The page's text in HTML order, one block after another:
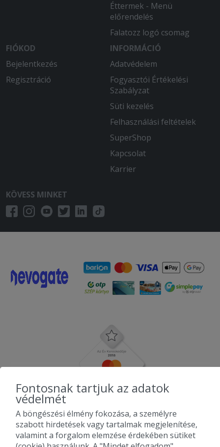
Éttermek - Menü
előrendelés
Falatozz logó csomag
FIÓKOD
Bejelentkezés
Regisztráció
INFORMÁCIÓ
Adatvédelem
Fogyasztói Értékelési
Szabályzat
Süti kezelés
Felhasználási feltételek
SuperShop
Kapcsolat
Karrier
KÖVESS MINKET
Fontosnak tartjuk az adatok
védelmét
A böngészési élmény fokozása, a személyre
szabott hirdetések vagy tartalmak megjelenítése,
valamint a forgalom elemzése érdekében sütiket